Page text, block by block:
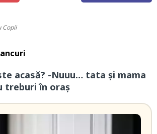
Copii
acasă? -Nuuu… tata și mama
treburi în oraș